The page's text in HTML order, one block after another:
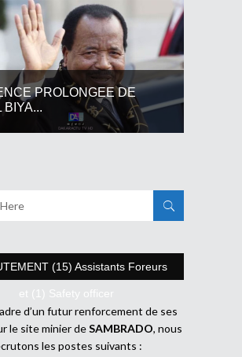
PROLONGEE DE
BIYA...
(15) Assistants Foreurs
et (1) Safety officer
d’un futur renforcement de ses
le site minier deSAMBRADO, nous
les postes suivants :